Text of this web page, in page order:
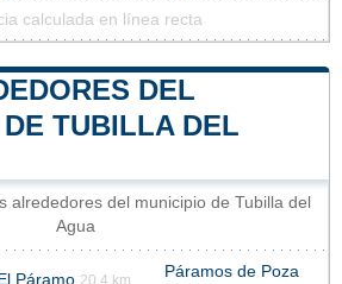
calculada en línea recta
DEL
TUBILLA DEL
alrededores del municipio de Tubilla del
Agua
El Páramo 20.4 km
Páramos de Poza